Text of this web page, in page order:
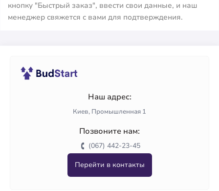
кнопку "Быстрый заказ", ввести свои данные, и наш
менеджер свяжется с вами для подтверждения.
Наш адрес:
Киев, Промышленная 1
Позвоните нам:
(067) 442-23-45
Перейти в контакты